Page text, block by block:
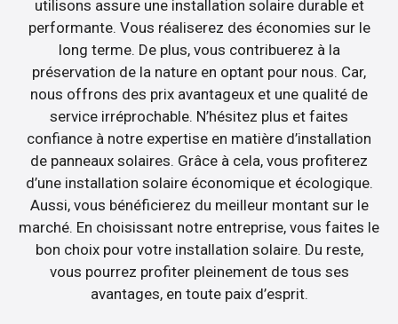
utilisons assure une installation solaire durable et
performante. Vous réaliserez des économies sur le
long terme. De plus, vous contribuerez à la
préservation de la nature en optant pour nous. Car,
nous offrons des prix avantageux et une qualité de
service irréprochable. N’hésitez plus et faites
confiance à notre expertise en matière d’installation
de panneaux solaires. Grâce à cela, vous profiterez
d’une installation solaire économique et écologique.
Aussi, vous bénéficierez du meilleur montant sur le
marché. En choisissant notre entreprise, vous faites le
bon choix pour votre installation solaire. Du reste,
vous pourrez profiter pleinement de tous ses
avantages, en toute paix d’esprit.